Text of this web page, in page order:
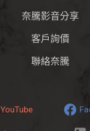
奈騰影音分享
客戶詢價
聯絡奈騰
YouTube